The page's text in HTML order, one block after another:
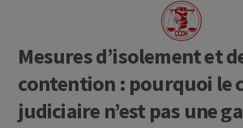
Mesures d’isolement et
contention : pourquoi le
judiciaire n’est pas une